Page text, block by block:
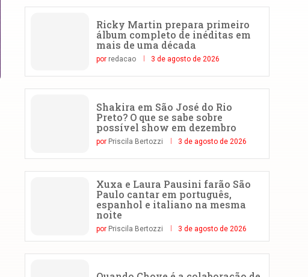
Ricky Martin prepara primeiro
álbum completo de inéditas em
mais de uma década
por redacao 3 de agosto de 2026
Shakira em São José do Rio
Preto? O que se sabe sobre
possível show em dezembro
por Priscila Bertozzi 3 de agosto de 2026
Xuxa e Laura Pausini farão São
Paulo cantar em português,
espanhol e italiano na mesma
noite
por Priscila Bertozzi 3 de agosto de 2026